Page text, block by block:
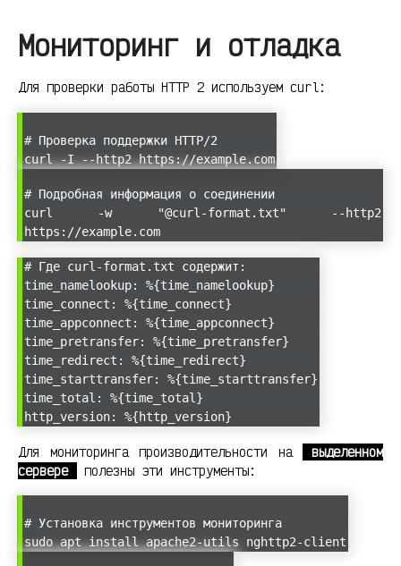
Мониторинг и отладка
Для проверки работы HTTP 2 используем curl:
# Проверка поддержки HTTP/2
curl -I --http2 https://example.com
# Подробная информация о соединении
curl -w "@curl-format.txt" --http2
https://example.com
# Где curl-format.txt содержит:
time_namelookup: %{time_namelookup}
time_connect: %{time_connect}
time_appconnect: %{time_appconnect}
time_pretransfer: %{time_pretransfer}
time_redirect: %{time_redirect}
time_starttransfer: %{time_starttransfer}
time_total: %{time_total}
http_version: %{http_version}
Для мониторинга производительности на
выделенном
сервере
полезны эти инструменты:
# Установка инструментов мониторинга
sudo apt install apache2-utils nghttp2-client